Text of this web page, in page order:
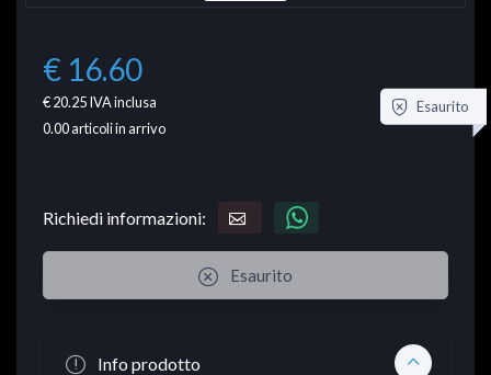
€ 16.60
€ 20.25IVA inclusa
0.00articoli in arrivo
Esaurito
Richiedi informazioni:
Esaurito
Info prodotto